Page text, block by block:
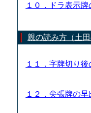
１０．ドラ表示
親の読み方（土田
１１．字牌切り
１２．尖張牌の